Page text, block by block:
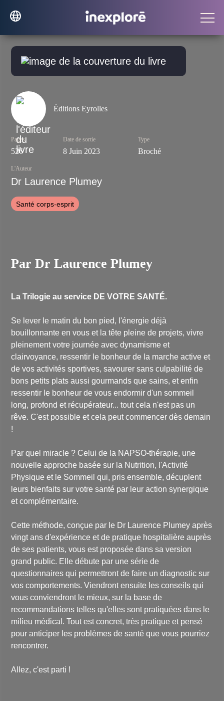
Éditions Eyrolles
Pages
526
Date de sortie
8 Juin 2023
Type
Broché
L'Auteur
Dr Laurence Plumey
Santé corps-esprit
Par Dr Laurence Plumey
La Trilogie au service DE VOTRE SANTÉ.
Se lever le matin du bon pied, l'énergie déjà
bouillonnante en vous et la tête pleine de projets, vivre
pleinement votre journée avec dynamisme et
clairvoyance, ressentir le bonheur de la marche active et
de vos activités sportives, savourer sans culpabilité de
bons petits plats aussi gourmands que sains, et enfin
ressentir le bonheur de vous endormir d'un sommeil
long, profond et récupérateur... tout cela n'est pas un
rêve. C'est possible et cela peut commencer dès demain
!
Par quel miracle ? Celui de la NAPSO-thérapie, une
nouvelle approche basée sur la Nutrition, l'Activité
Physique et le Sommeil qui, pris ensemble, décuplent
leurs bienfaits sur votre santé par leur action synergique
et complémentaire.
Cette méthode, conçue par le Dr Laurence Plumey après
vingt ans d'expérience et de pratique hospitalière auprès
de ses patients, vous est proposée dans sa version
grand public. Elle débute par une série de
questionnaires qui permettront de faire un diagnostic sur
vos comportements. Viendront ensuite les conseils qui
vous conviendront le mieux, sur la base de
recommandations telles qu'elles sont pratiquées dans le
milieu médical. Tout est concret, très pratique et pensé
pour anticiper les problèmes de santé que vous pourriez
rencontrer.
Allez, c'est parti !